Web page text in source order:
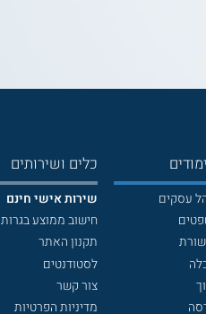
עסקים
כלים ושירותים
שירות אישי חינם
חישוב ממוצע בגרות
תקנון האתר
לסטודנטים
צור קשר
מדיניות הפרטיות